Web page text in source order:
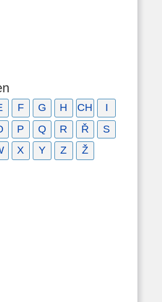
F G H CH
I
P Q R Ř
S
X Y Z Ž